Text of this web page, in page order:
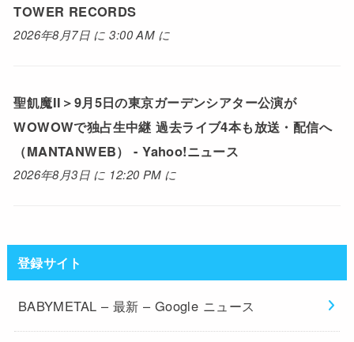
TOWER RECORDS
2026年8月7日 に 3:00 AM に
聖飢魔II＞9月5日の東京ガーデンシアター公演が
WOWOWで独占生中継 過去ライブ4本も放送・配信へ
（MANTANWEB） - Yahoo!ニュース
2026年8月3日 に 12:20 PM に
登録サイト
BABYMETAL – 最新 – Google ニュース